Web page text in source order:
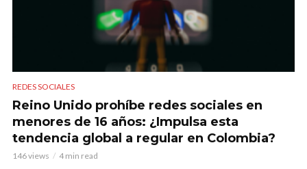
REDES SOCIALES
Reino Unido prohíbe redes sociales en
menores de 16 años: ¿Impulsa esta
tendencia global a regular en Colombia?
146 views 4 min read